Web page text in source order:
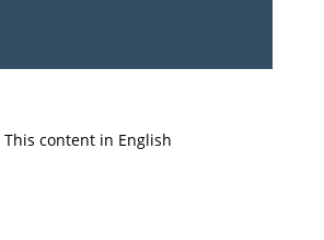
This content in English